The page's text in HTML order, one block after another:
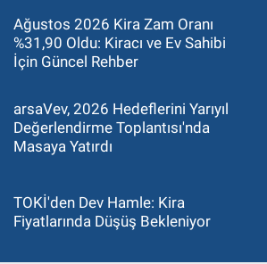
Ağustos 2026 Kira Zam Oranı
%31,90 Oldu: Kiracı ve Ev Sahibi
İçin Güncel Rehber
arsaVev, 2026 Hedeflerini Yarıyıl
Değerlendirme Toplantısı'nda
Masaya Yatırdı
TOKİ'den Dev Hamle: Kira
Fiyatlarında Düşüş Bekleniyor